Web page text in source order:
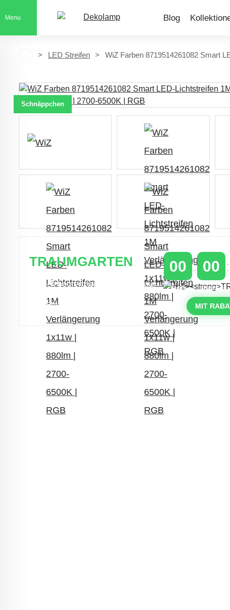
Menu Blog
LED Streifen WiZ Farben 8719514261082 Smart
Schnäppchen
TRAUMGARTEN
Zeitlich begrenzter 20 % Rabatt auf
mit dem Code: VIP20DE
00
TAGE
00
STUNDEN
MIT